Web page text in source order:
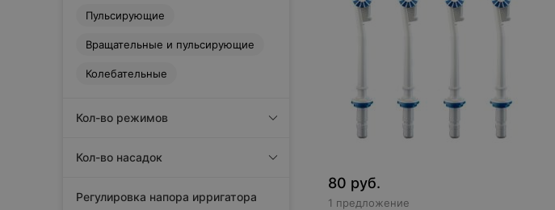
Пульсирующие
Вращательные и пульсирующие
Колебательные
Кол-во режимов
Кол-во насадок
Регулировка напора ирригатора
80 руб.
1 предложение